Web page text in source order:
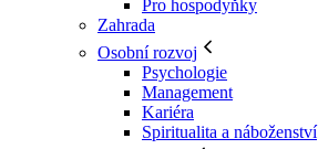
Pro hospodyňky
Zahrada
Osobní rozvoj
Psychologie
Management
Kariéra
Spiritualita a náboženství